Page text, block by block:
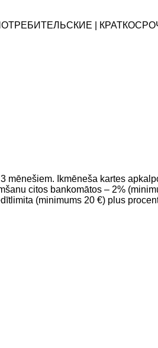
|
Ikmēneša kartes
citos bankomātos – 2%
(minimums 20 €) plus